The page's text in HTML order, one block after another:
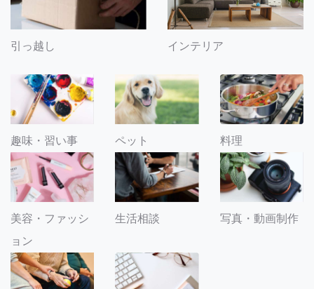
引っ越し インテリア
趣味・習い事 ペット 料理
美容・ファッシ
ョン
生活相談 写真・動画制作